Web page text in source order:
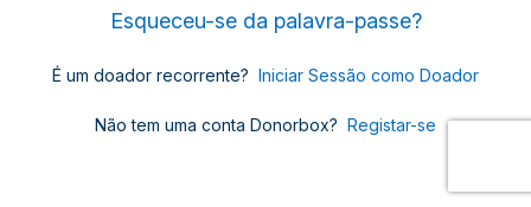
Esqueceu-se da palavra-passe?
É um doador recorrente? Iniciar Sessão como Doador
Não tem uma conta Donorbox? Registar-se